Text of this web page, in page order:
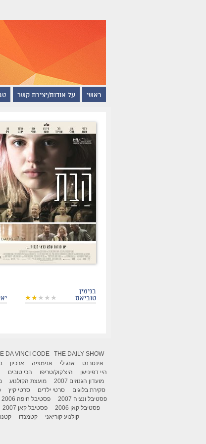
ראשי על אודות/יצירת קשר
בנימין
טוביאס
DA VINCI CODE THE DAILY SHOW
אינטרנט
אנג לי אנימציה ארכיון
היי דפינישן
היצ'קוק/טריפו הכי טובים
מועדון הגנוזים 2007
מועצת הקולנוע
סקירת בלוגים
סרטי ילדים סרטי קיץ
פסטיבל ונציה 2007
פסטיבל חיפה 2006
פסטיבל קאן 2006
פסטיבל קאן 2007
קולנוע קוריאני
קטמנדו